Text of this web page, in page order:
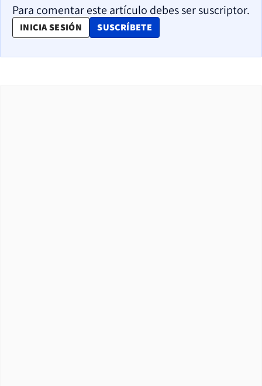
Para comentar este artículo debes ser suscriptor.
INICIA SESIÓN SUSCRÍBETE
OPENS IN NEW WINDOW